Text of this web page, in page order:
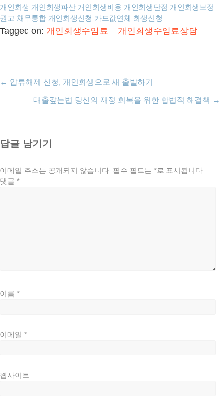
개인회생 개인회생파산 개인회생비용 개인회생단점 개인회생보정
권고 채무통합 개인회생신청 카드값연체 회생신청
Tagged on: 개인회생수임료 개인회생수임료상담
← 압류해제 신청, 개인회생으로 새 출발하기
대출갚는법 당신의 재정 회복을 위한 합법적 해결책 →
답글 남기기
이메일 주소는 공개되지 않습니다. 필수 필드는 *로 표시됩니다
댓글 *
이름 *
이메일 *
웹사이트